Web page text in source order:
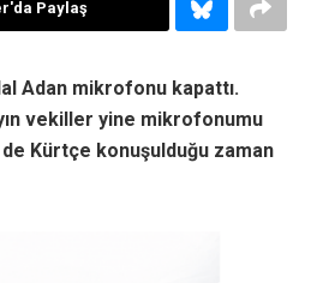
Paylaş
Adan mikrofonu kapattı.
vekiller yine mikrofonumu
de Kürtçe konuşulduğu zaman